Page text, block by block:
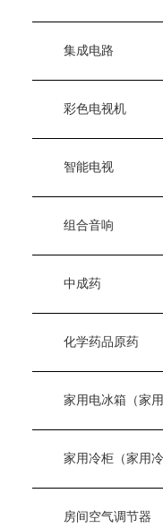
集成电路
彩色电视机
智能电视
组合音响
中成药
化学药品原药
家用电冰箱（家用
家用冷柜（家用冷
房间空气调节器